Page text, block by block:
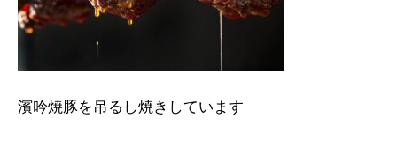
濱吟焼豚を吊るし焼きしています